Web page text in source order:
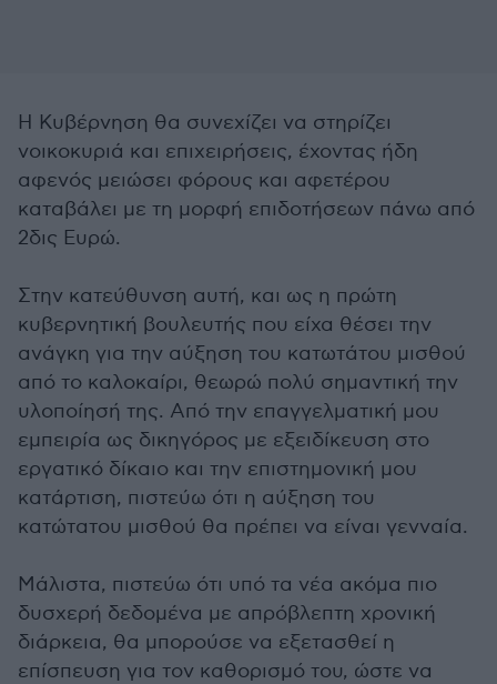
Η Κυβέρνηση θα συνεχίζει να στηρίζει
νοικοκυριά και επιχειρήσεις, έχοντας ήδη
αφενός μειώσει φόρους και αφετέρου
καταβάλει με τη μορφή επιδοτήσεων πάνω από
2δις Ευρώ.
Στην κατεύθυνση αυτή, και ως η πρώτη
κυβερνητική βουλευτής που είχα θέσει την
ανάγκη για την αύξηση του κατωτάτου μισθού
από το καλοκαίρι, θεωρώ πολύ σημαντική την
υλοποίησή της. Από την επαγγελματική μου
εμπειρία ως δικηγόρος με εξειδίκευση στο
εργατικό δίκαιο και την επιστημονική μου
κατάρτιση, πιστεύω ότι η αύξηση του
κατώτατου μισθού θα πρέπει να είναι γενναία.
Μάλιστα, πιστεύω ότι υπό τα νέα ακόμα πιο
δυσχερή δεδομένα με απρόβλεπτη χρονική
διάρκεια, θα μπορούσε να εξετασθεί η
επίσπευση για τον καθορισμό του, ώστε να